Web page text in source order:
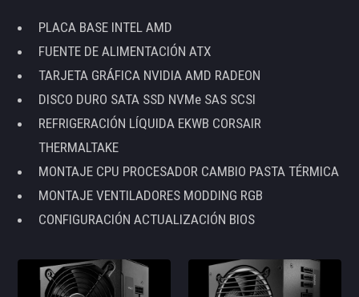
PLACA BASE INTEL AMD
FUENTE DE ALIMENTACIÓN ATX
TARJETA GRÁFICA NVIDIA AMD RADEON
DISCO DURO SATA SSD NVMe SAS SCSI
REFRIGERACIÓN LÍQUIDA EKWB CORSAIR
THERMALTAKE
MONTAJE CPU PROCESADOR CAMBIO PASTA TÉRMICA
MONTAJE VENTILADORES MODDING RGB
CONFIGURACIÓN ACTUALIZACIÓN BIOS